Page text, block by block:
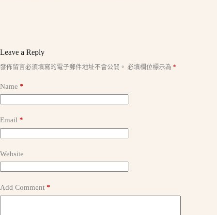
Leave a Reply
發佈留言必須填寫的電子郵件地址不會公開。 必填欄位標示為 *
Name *
Email *
Website
Add Comment *
A
t
a
t
e
: